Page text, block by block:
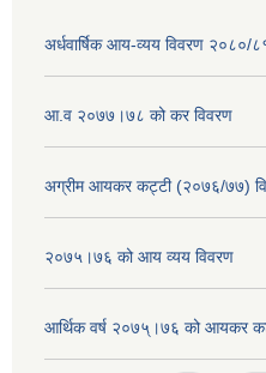
अर्धवार्षिक आय-व्यय विवरण २०८०/
आ.व २०७७।७८ को कर विवरण
अग्रीम आयकर कट्टी (२०७६/७७)
२०७५।७६ को आय व्यय विवरण
आर्थिक वर्ष २०७५्।७६ को आयकर